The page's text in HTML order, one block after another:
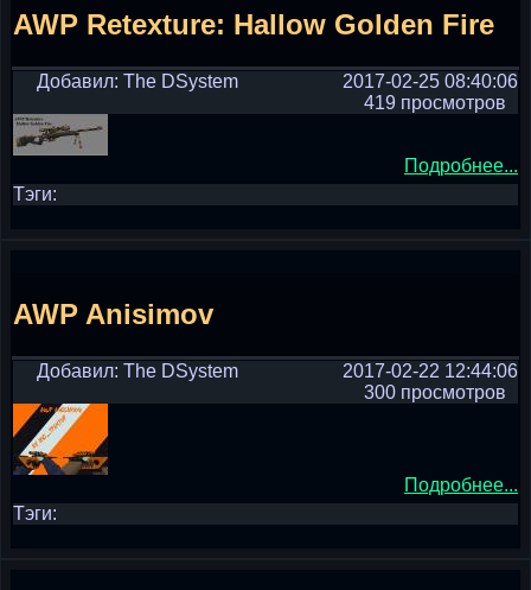
AWP Retexture: Hallow Golden Fire
Добавил: The DSystem
2017-02-25 08:40:06
419 просмотров
Подробнее...
Тэги:
AWP Anisimov
Добавил: The DSystem
2017-02-22 12:44:06
300 просмотров
Подробнее...
Тэги: